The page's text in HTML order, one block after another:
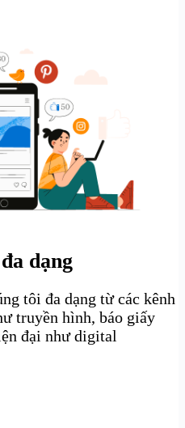
dạng
tôi đa dạng từ các kênh
truyền hình, báo giấy
đại như digital